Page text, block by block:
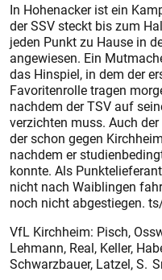
In Hohenacker ist ein
der SSV steckt bis zum
jeden Punkt zu Hause in
angewiesen. Ein
das Hinspiel, in dem der
Favoritenrolle tragen
nachdem der TSV auf
verzichten muss. Auch
der schon gegen
nachdem er
konnte. Als
nicht nach Waiblingen
noch nicht abgestiegen.
VfL Kirchheim: Pisch,
Lehmann, Real, Keller,
Schwarzbauer, Latzel, S.